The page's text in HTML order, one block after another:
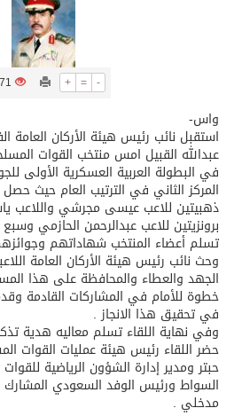
ثلة من الضابطات في الجييش
كسوة الكعبة تعتلي البيت
+ = -
1771
واس-
استقبل نائب رئيس هيئة الأركان العامة
عبدالله القبيل امس منتخب القوات
في البطولة العربية العسكرية الأولى
المركز الثاني في الترتيب العام حيث
ذهبيتين للاعب عيسى مجرشي واللاعب
برونزيتين للاعب عبدالرحمن الحازمي
تسلم أعضاء المنتخب شهاداتهم
وحث نائب رئيس هيئة الأركان العامة
الجهد والعطاء والمحافظة على هذا
خطوة للأمام في المشاركات القادمة
في تحقيق هذا الانجاز .
وفي نهاية اللقاء تسلم معاليه هدية
حضر اللقاء رئيس هيئة عمليات القوات
حبتر ومدير إدارة الشؤون الرياضية
السواط ورئيس الوفد السعودي المشارك
مدخلي .